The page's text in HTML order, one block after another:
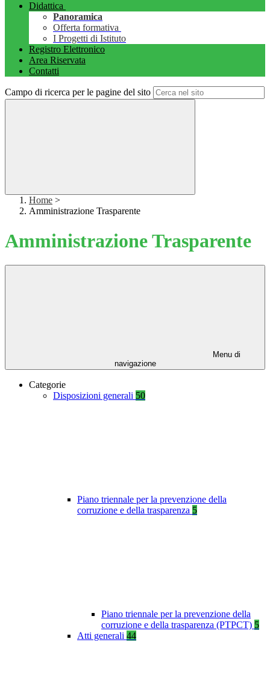
Didattica
Panoramica
Offerta formativa
I Progetti di Istituto
Registro Elettronico
Area Riservata
Contatti
Campo di ricerca per le pagine del sito
Home >
Amministrazione Trasparente
Amministrazione Trasparente
Menu di
navigazione
Categorie
Disposizioni generali 50
Piano triennale per la prevenzione della
corruzione e della trasparenza 5
Piano triennale per la prevenzione della
corruzione e della trasparenza (PTPCT) 5
Atti generali 44